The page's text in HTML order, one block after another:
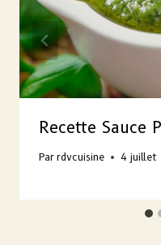
Recette Sauce
Par rdvcuisine 4 juillet